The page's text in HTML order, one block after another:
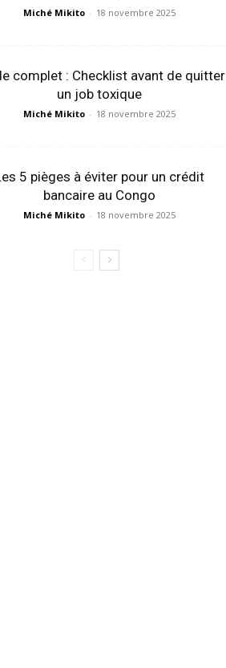
Miché Mikito - 18 novembre 2025
complet : Checklist avant de quitter
un job toxique
Miché Mikito - 18 novembre 2025
5 pièges à éviter pour un crédit
bancaire au Congo
Miché Mikito - 18 novembre 2025